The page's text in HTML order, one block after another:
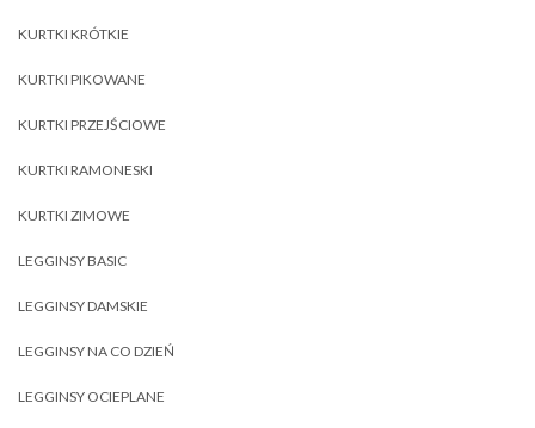
KURTKI KRÓTKIE
KURTKI PIKOWANE
KURTKI PRZEJŚCIOWE
KURTKI RAMONESKI
KURTKI ZIMOWE
LEGGINSY BASIC
LEGGINSY DAMSKIE
LEGGINSY NA CO DZIEŃ
LEGGINSY OCIEPLANE